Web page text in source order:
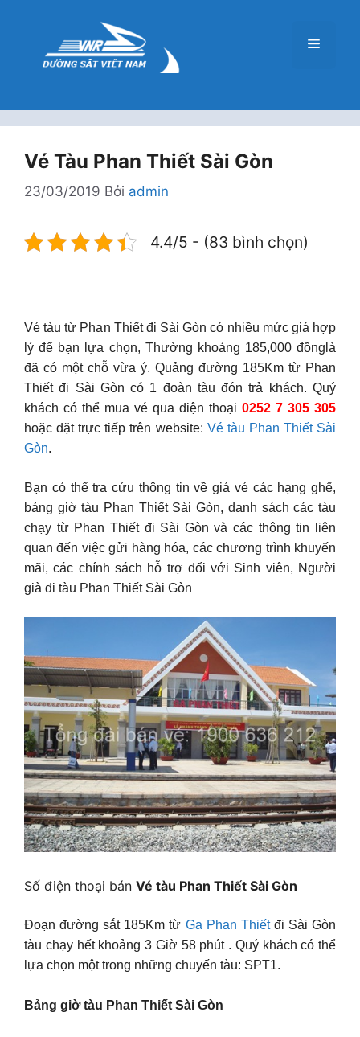
Menu
Vé Tàu Phan Thiết Sài Gòn
23/03/2019 Bởi admin
4.4/5 - (83 bình chọn)
Vé tàu từ Phan Thiết đi Sài Gòn có nhiều mức giá hợp
lý để bạn lựa chọn, Thường khoảng 185,000 đồnglà
đã có một chỗ vừa ý. Quảng đường 185Km từ Phan
Thiết đi Sài Gòn có 1 đoàn tàu đón trả khách. Quý
khách có thể mua vé qua điện thoại 0252 7 305 305
hoặc đặt trực tiếp trên website: Vé tàu Phan Thiết Sài
Gòn.
Bạn có thể tra cứu thông tin về giá vé các hạng ghế,
bảng giờ tàu Phan Thiết Sài Gòn, danh sách các tàu
chạy từ Phan Thiết đi Sài Gòn và các thông tin liên
quan đến việc gửi hàng hóa, các chương trình khuyến
mãi, các chính sách hỗ trợ đối với Sinh viên, Người
già đi tàu Phan Thiết Sài Gòn
Số điện thoại bán Vé tàu Phan Thiết Sài Gòn
Đoạn đường sắt 185Km từ Ga Phan Thiếtđi Sài Gòn
tàu chạy hết khoảng 3 Giờ 58 phút . Quý khách có thể
lựa chọn một trong những chuyến tàu: SPT1.
Bảng giờ tàu Phan Thiết Sài Gòn